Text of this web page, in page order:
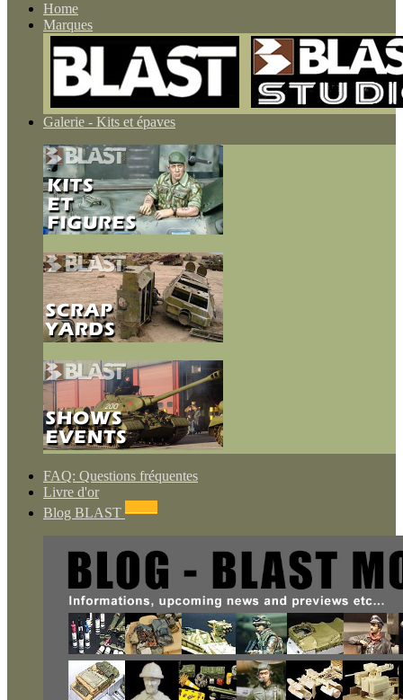
Home
Marques
Galerie - Kits et épaves
FAQ: Questions fréquentes
Livre d'or
Blog BLAST